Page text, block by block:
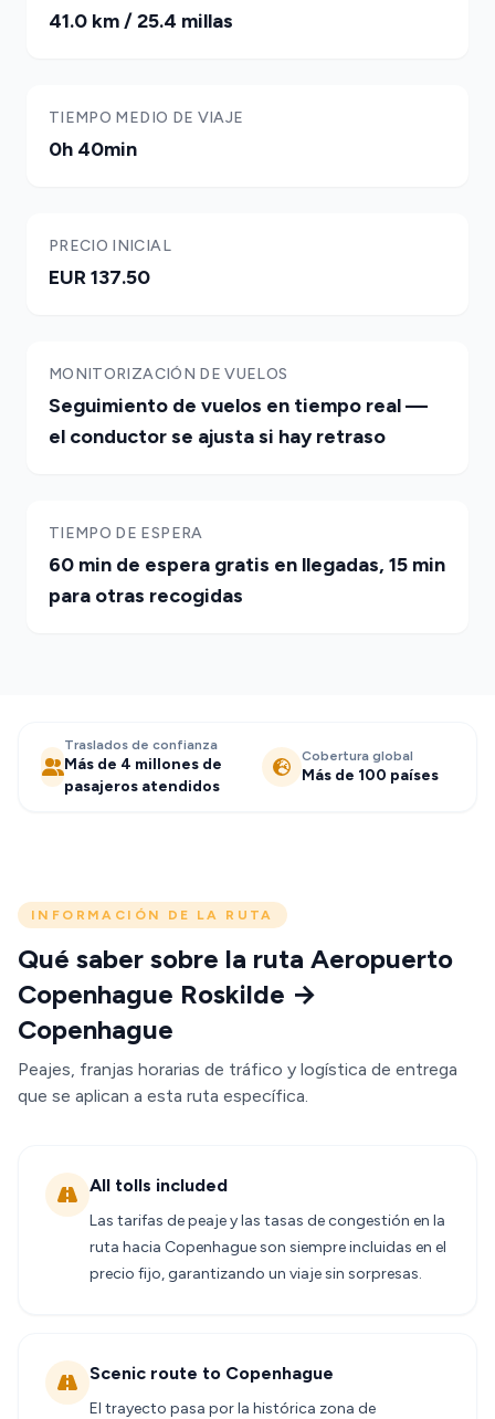
41.0 km / 25.4 millas
TIEMPO MEDIO DE VIAJE
0h 40min
PRECIO INICIAL
EUR 137.50
MONITORIZACIÓN DE VUELOS
Seguimiento de vuelos en tiempo real —
el conductor se ajusta si hay retraso
TIEMPO DE ESPERA
60 min de espera gratis en llegadas, 15 min
para otras recogidas
Traslados de confianza
Más de 4 millones de
pasajeros atendidos
Cobertura global
Más de 100 países
INFORMACIÓN DE LA RUTA
Qué saber sobre la ruta Aeropuerto
Copenhague Roskilde →
Copenhague
Peajes, franjas horarias de tráfico y logística de entrega
que se aplican a esta ruta específica.
All tolls included
Las tarifas de peaje y las tasas de congestión en la
ruta hacia Copenhague son siempre incluidas en el
precio fijo, garantizando un viaje sin sorpresas.
Scenic route to Copenhague
El trayecto pasa por la histórica zona de